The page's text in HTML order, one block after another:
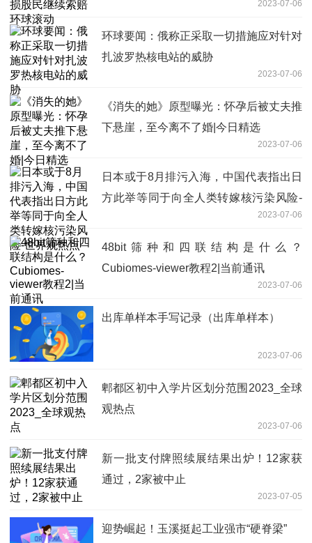
2023-07-06
环球要闻：俄称正采取一切措施应对针对
扎波罗热核电站的威胁
2023-07-06
《消失的她》原型曝光：怀孕后被丈夫推
下悬崖，至今离不了婚|今日精选
2023-07-06
日本或于8月排污入海，中国代表指出日
方此举等同于向全人类转嫁核污染风险-
2023-07-06
48bit筛种和四联结构是什么？
Cubiomes-viewer教程2|当前通讯
2023-07-06
出库单样本手写记录（出库单样本）
2023-07-06
郫都区初中入学片区划分范围2023_全球
观热点
2023-07-06
新一批支付牌照续展结果出炉！12家获
通过，2家被中止
2023-07-05
迎势崛起！玉溪挺起工业强市“硬脊梁”